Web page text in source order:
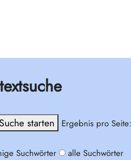
Ergebnis pro
Suchwörter
alle Suchwörter